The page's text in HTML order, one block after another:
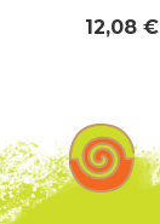
12,08 €